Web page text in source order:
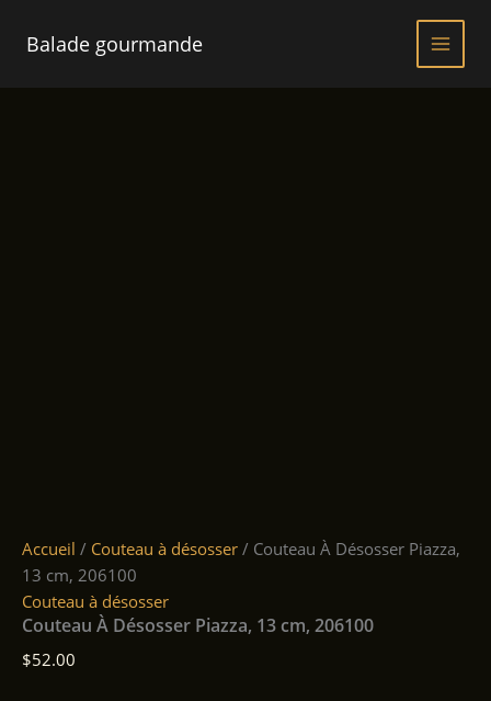
Balade gourmande
Accueil / Couteau à désosser / Couteau À Désosser Piazza,
13 cm, 206100
Couteau à désosser
Couteau À Désosser Piazza, 13 cm, 206100
$52.00